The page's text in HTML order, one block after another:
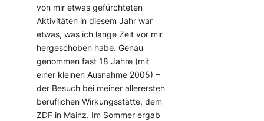
von mir etwas gefürchteten
Aktivitäten in diesem Jahr war
etwas, was ich lange Zeit vor mir
hergeschoben habe. Genau
genommen fast 18 Jahre (mit
einer kleinen Ausnahme 2005) –
der Besuch bei meiner allerersten
beruflichen Wirkungsstätte, dem
ZDF in Mainz. Im Sommer ergab